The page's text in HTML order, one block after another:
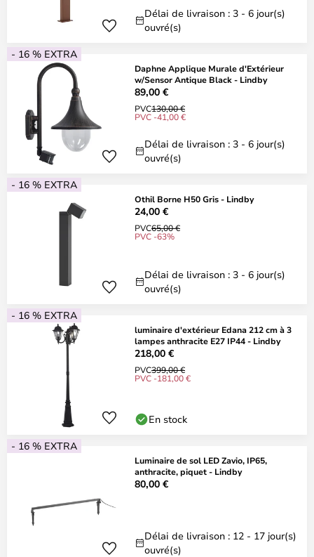
Délai de livraison : 3 - 6 jour(s)
ouvré(s)
- 16 % EXTRA
Daphne Applique Murale d'Extérieur
w/Sensor Antique Black - Lindby
89,00 €
PVC130,00 €
PVC -41,00 €
Délai de livraison : 3 - 6 jour(s)
ouvré(s)
- 16 % EXTRA
Othil Borne H50 Gris - Lindby
24,00 €
PVC65,00 €
PVC -63%
Délai de livraison : 3 - 6 jour(s)
ouvré(s)
- 16 % EXTRA
luminaire d'extérieur Edana 212 cm à 3
lampes anthracite E27 IP44 - Lindby
218,00 €
PVC399,00 €
PVC -181,00 €
En stock
- 16 % EXTRA
Luminaire de sol LED Zavio, IP65,
anthracite, piquet - Lindby
80,00 €
Délai de livraison : 12 - 17 jour(s)
ouvré(s)